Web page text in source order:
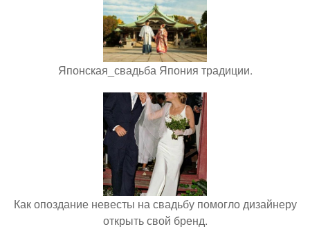
Японская_свадьба Япония традиции.
Как опоздание невесты на свадьбу помогло дизайнеру
открыть свой бренд.